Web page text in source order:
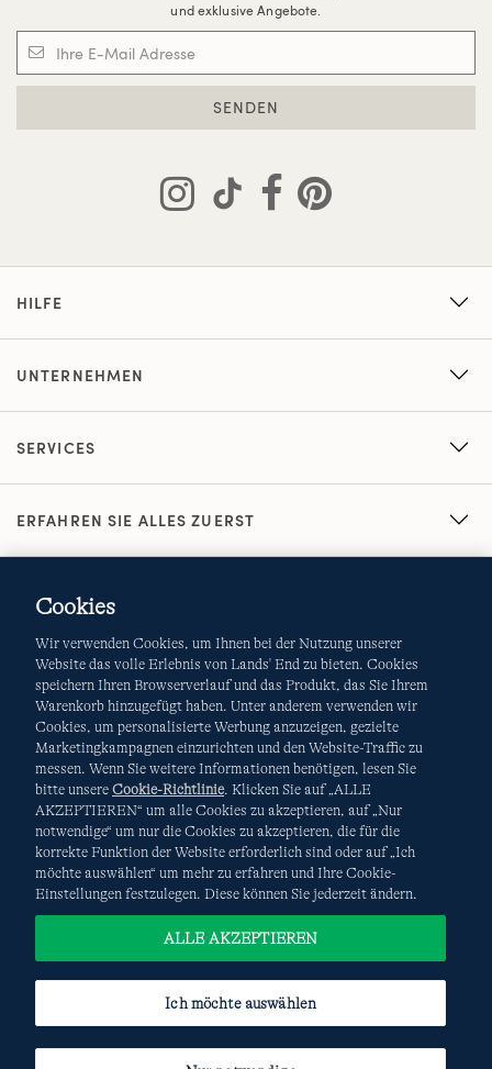
und exklusive Angebote.
SENDEN
HILFE
UNTERNEHMEN
SERVICES
ERFAHREN SIE ALLES ZUERST
AGB Datenschutz & Sicherheit
Cookies-Ich möchte auswählen Site Map
Internationale Websites
Diese Website ist durch reCAPTCHA geschützt. Es gelten die
DatenschutzerklärungundNutzungsbedingungen
Google.
Cookies
Wir verwenden Cookies, um Ihnen bei der Nutzung unserer
Website das volle Erlebnis von Lands' End zu bieten. Cookies
speichern Ihren Browserverlauf und das Produkt, das Sie Ihrem
Warenkorb hinzugefügt haben. Unter anderem verwenden wir
Cookies, um personalisierte Werbung anzuzeigen, gezielte
Marketingkampagnen einzurichten und den Website-Traffic zu
messen. Wenn Sie weitere Informationen benötigen, lesen Sie
bitte unsere Cookie-Richtlinie. Klicken Sie auf „ALLE
AKZEPTIEREN“ um alle Cookies zu akzeptieren, auf „Nur
notwendige“ um nur die Cookies zu akzeptieren, die für die
korrekte Funktion der Website erforderlich sind oder auf „Ich
möchte auswählen“ um mehr zu erfahren und Ihre Cookie-
Einstellungen festzulegen. Diese können Sie jederzeit ändern.
Ich möchte auswählen
ALLE AKZEPTIEREN